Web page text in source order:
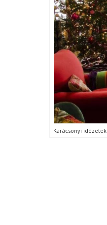
Karácsonyi idézetek